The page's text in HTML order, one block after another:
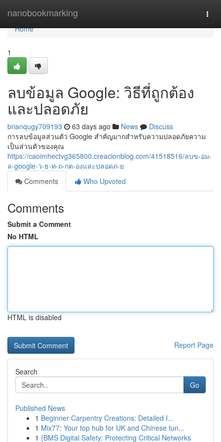
nanobookmarking
Home
Home
1
ลบข้อมูล Google: วิธีที่ถูกต้อง
และปลอดภัย
brianqugy709193 63 days ago News
Discuss
การลบข้อมูลส่วนตัว Google สำคัญมากสำหรับความปลอดภัยความ
เป็นส่วนตัวของคุณ
https://caoimhectvg365800.creacionblog.com/41518516/ลบข-อม-
ล-google-ว-ธ-ท-ถ-กต-องและปลอดภ-ย
Comments
Who Upvoted
Comments
Submit a Comment
No HTML
HTML is disabled
Report Page
Search
Go
Published News
1 Beginner Carpentry Creations: Detailed I...
1 Mix77: Your top hub for UK and Chinese tun...
1 {BMS Digital Safety: Protecting Critical Networks